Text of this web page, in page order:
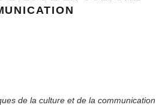
de la culture et de la communication